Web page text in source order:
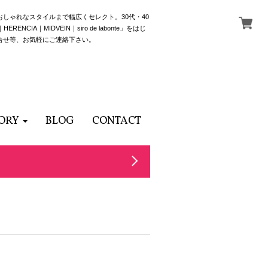
ゃれなスタイルまで幅広くセレクト。30代・40
｜MIDVEIN｜siro de labonte」をはじ
等、お気軽にご連絡下さい。
BLOG CONTACT